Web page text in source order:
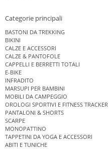
Categorie principali
BASTONI DA TREKKING
BIKINI
CALZE E ACCESSORI
CALZE & PANTOFOLE
CAPPELLI E BERRETTI TOTALI
E-BIKE
INFRADITO
MARSUPI PER BAMBINI
MOBILI DA CAMPEGGIO
OROLOGI SPORTIVI E FITNESS TRACKER
PANTALONI & SHORTS
SCARPE
MONOPATTINO
TAPPETINI DA YOGA E ACCESSORI
ABITI E TUNICHE